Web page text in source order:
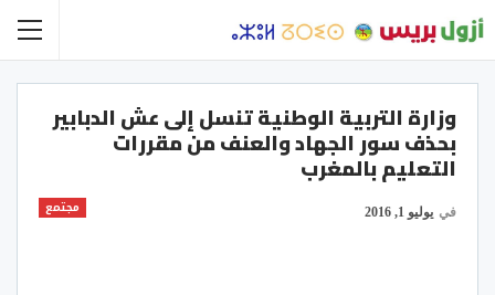
وزارة التربية الوطنية تنسل إلى عش الدبابير
بحذف سور الجهاد والعنف من مقررات
التعليم بالمغرب
مجتمع في يوليو 1, 2016